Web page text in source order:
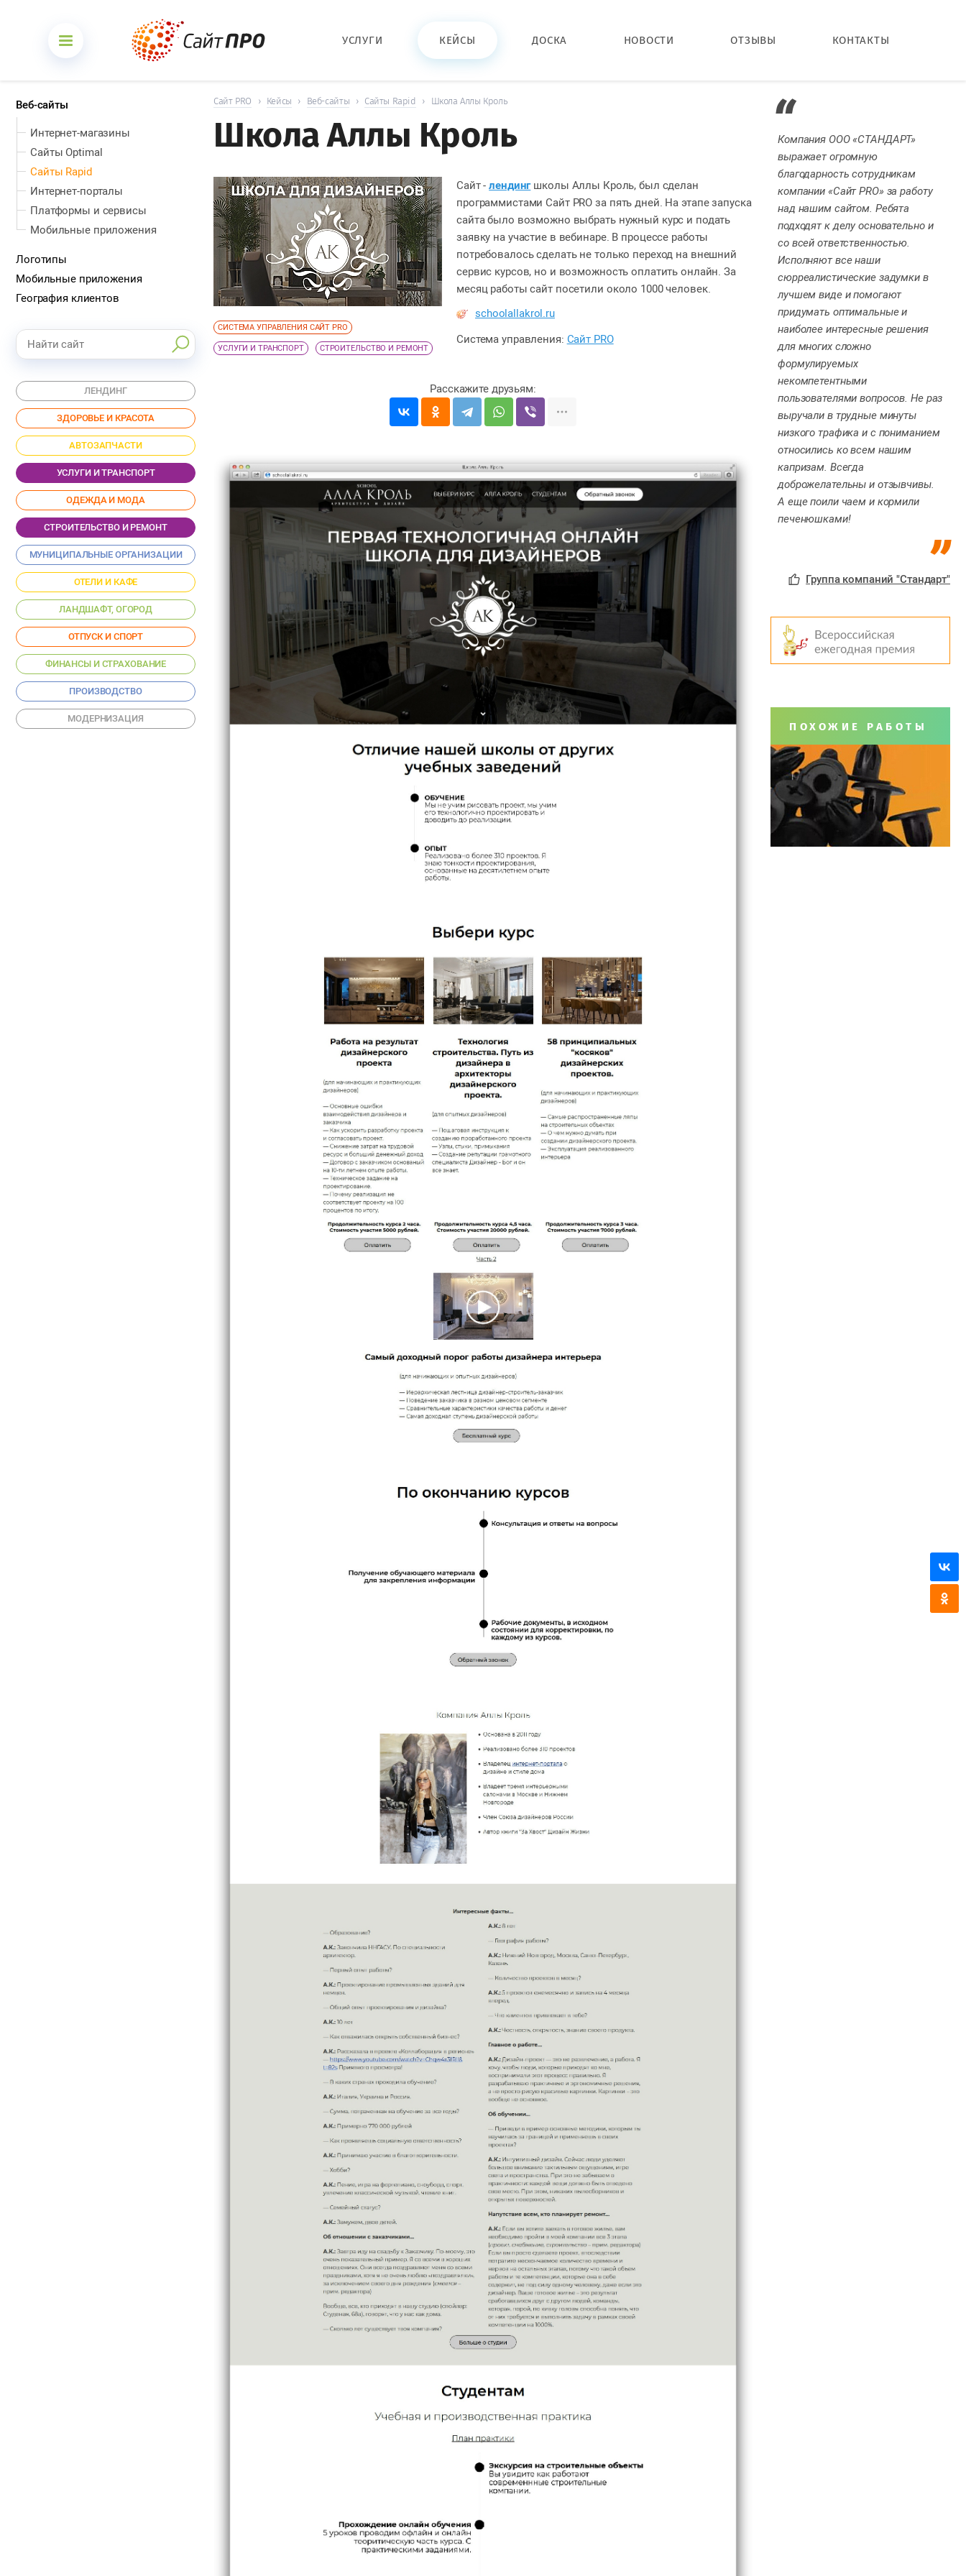
Сайт PRO › Кейсы › Веб-сайты › Сайты Rapid › Школа Аллы Кроль
Школа Аллы Кроль
СИСТЕМА УПРАВЛЕНИЯ САЙТ PRO
УСЛУГИ И ТРАНСПОРТ СТРОИТЕЛЬСТВО И РЕМОНТ
Сайт -лендингшколы Аллы Кроль, был сделан
программистами Сайт PRO за пять дней. На этапе запуска
сайта было возможно выбрать нужный курс и подать
заявку на участие в вебинаре. В процессе работы
потребовалось сделать не только переход на внешний
сервис курсов, но и возможность оплатить онлайн. За
месяц работы сайт посетили около 1000 человек.
schoolallakrol.ru
Система управления: Сайт PRO
Веб-сайты
Интернет-магазины
Сайты Optimal
Сайты Rapid
Интернет-порталы
Платформы и сервисы
Мобильные приложения
Логотипы
Мобильные приложения
География клиентов
ЛЕНДИНГ
ЗДОРОВЬЕ И КРАСОТА
АВТОЗАПЧАСТИ
УСЛУГИ И ТРАНСПОРТ
ОДЕЖДА И МОДА
СТРОИТЕЛЬСТВО И РЕМОНТ
МУНИЦИПАЛЬНЫЕ ОРГАНИЗАЦИИ
ОТЕЛИ И КАФЕ
ЛАНДШАФТ, ОГОРОД
ОТПУСК И СПОРТ
ФИНАНСЫ И СТРАХОВАНИЕ
ПРОИЗВОДСТВО
МОДЕРНИЗАЦИЯ
Компания ООО «СТАНДАРТ»
выражает огромную
благодарность сотрудникам
компании «Сайт PRO» за работу
над нашим сайтом. Ребята
подходят к делу основательно и
со всей ответственностью.
Исполняют все наши
сюрреалистические задумки в
лучшем виде и помогают
придумать оптимальные и
наиболее интересные решения
для многих сложно
формулируемых
некомпетентными
пользователями вопросов. Не раз
выручали в трудные минуты
низкого трафика и с пониманием
относились ко всем нашим
капризам. Всегда
доброжелательны и отзывчивы.
А еще поили чаем и кормили
печенюшками!
Группа компаний "Стандарт"
ПОХОЖИЕ РАБОТЫ
УСЛУГИ КЕЙСЫ ДОСКА НОВОСТИ ОТЗЫВЫ КОНТАКТЫ